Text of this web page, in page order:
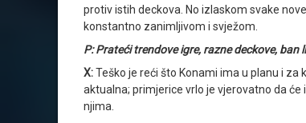
protiv istih deckova. No izlaskom svake
konstantno zanimljivom i svježom.
P: Prateći trendove igre, razne deckove,
X:Teško je reći što Konami ima u planu i
aktualna; primjerice vrlo je vjerovatno da
njima.